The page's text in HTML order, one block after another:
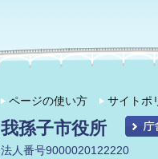
ページの使い方 サイトポ
我孫子市役所
法人番号9000020122220